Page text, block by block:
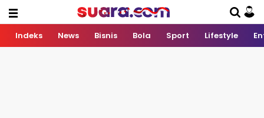
Indeks News Bisnis Bola Sport Lifestyle